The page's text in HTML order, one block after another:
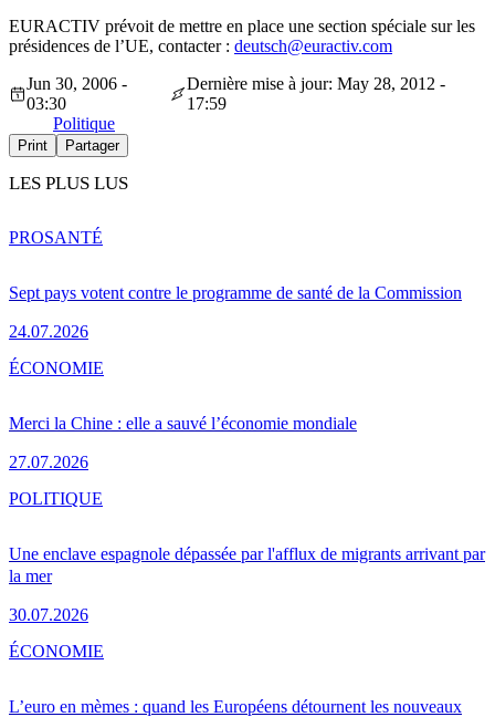
EURACTIV prévoit de mettre en place une section spéciale sur les
présidences de l’UE, contacter : deutsch@euractiv.com
Jun 30, 2006 -
03:30
Dernière mise à jour: May 28, 2012 -
17:59
Politique
Print Partager
LES PLUS LUS
Sept pays votent contre le programme de santé de la Commission
24.07.2026
PROSANTÉ
Merci la Chine : elle a sauvé l’économie mondiale
27.07.2026
ÉCONOMIE
Une enclave espagnole dépassée par l'afflux de migrants arrivant par
la mer
30.07.2026
POLITIQUE
L’euro en mèmes : quand les Européens détournent les nouveaux
ÉCONOMIE